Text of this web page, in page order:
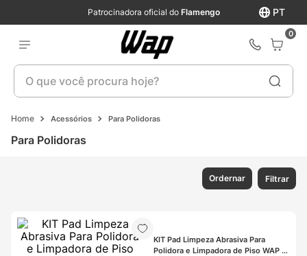
PT
Patrocinadora oficial do Flamengo
0
O que você procura hoje?
Acessórios Para Polidoras
Para Polidoras
Ordernar Filtrar
KIT Pad Limpeza Abrasiva Para
Polidora e Limpadora de Piso WAP